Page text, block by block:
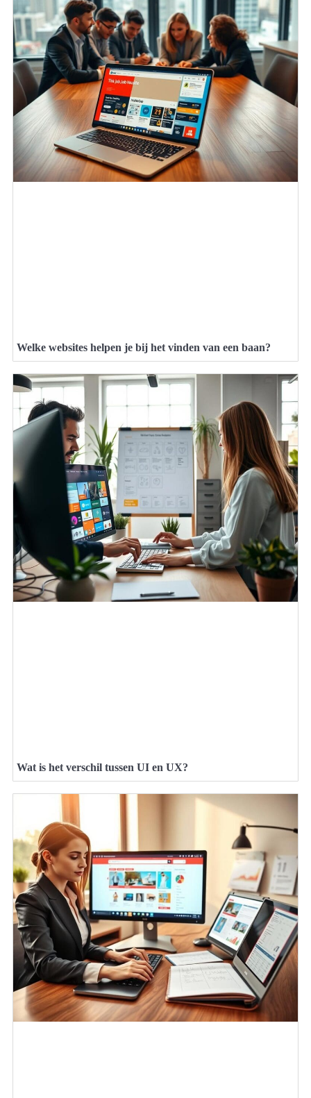
Welke websites helpen je bij het vinden van een baan?
Wat is het verschil tussen UI en UX?